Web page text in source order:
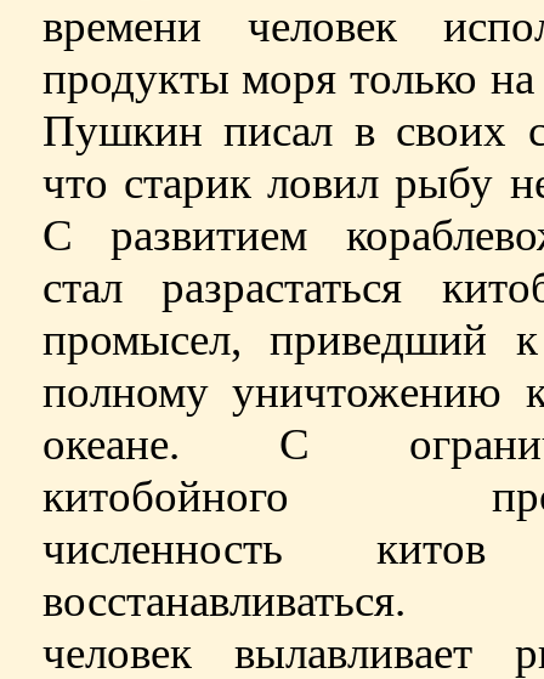
времени человек
продукты моря только на
Пушкин писал в своих
что старик ловил рыбу
С развитием
стал разрастаться
промысел, приведший
полному уничтожению
океане. С
китобойного
численность китов
восстанавливаться.
человек вылавливает